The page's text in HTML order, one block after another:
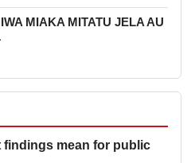
MIAKA MITATU JELA AU
findings mean for public